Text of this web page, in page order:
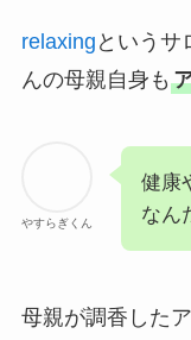
relaxing というサ
んの母親自身も
やすらぎくん
健康
なん
母親が調香した